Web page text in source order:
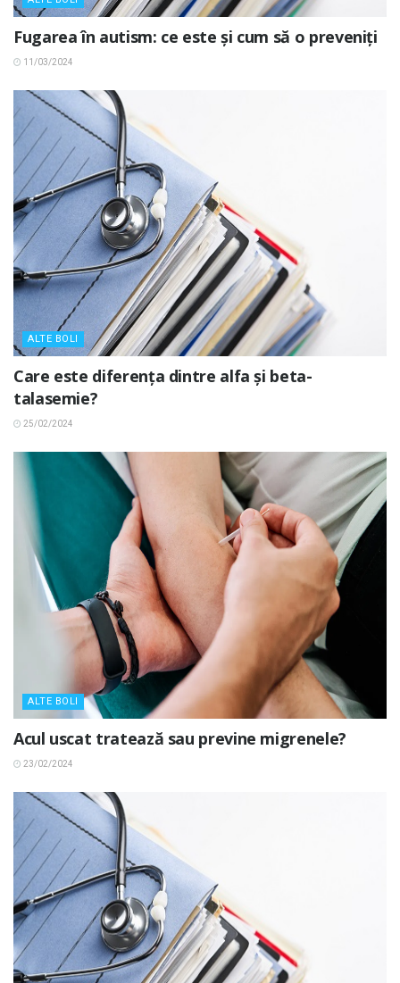
Fugarea în autism: ce este și cum să o preveniți
11/03/2024
ALTE BOLI
Care este diferența dintre alfa și beta-
talasemie?
25/02/2024
ALTE BOLI
Acul uscat tratează sau previne migrenele?
23/02/2024